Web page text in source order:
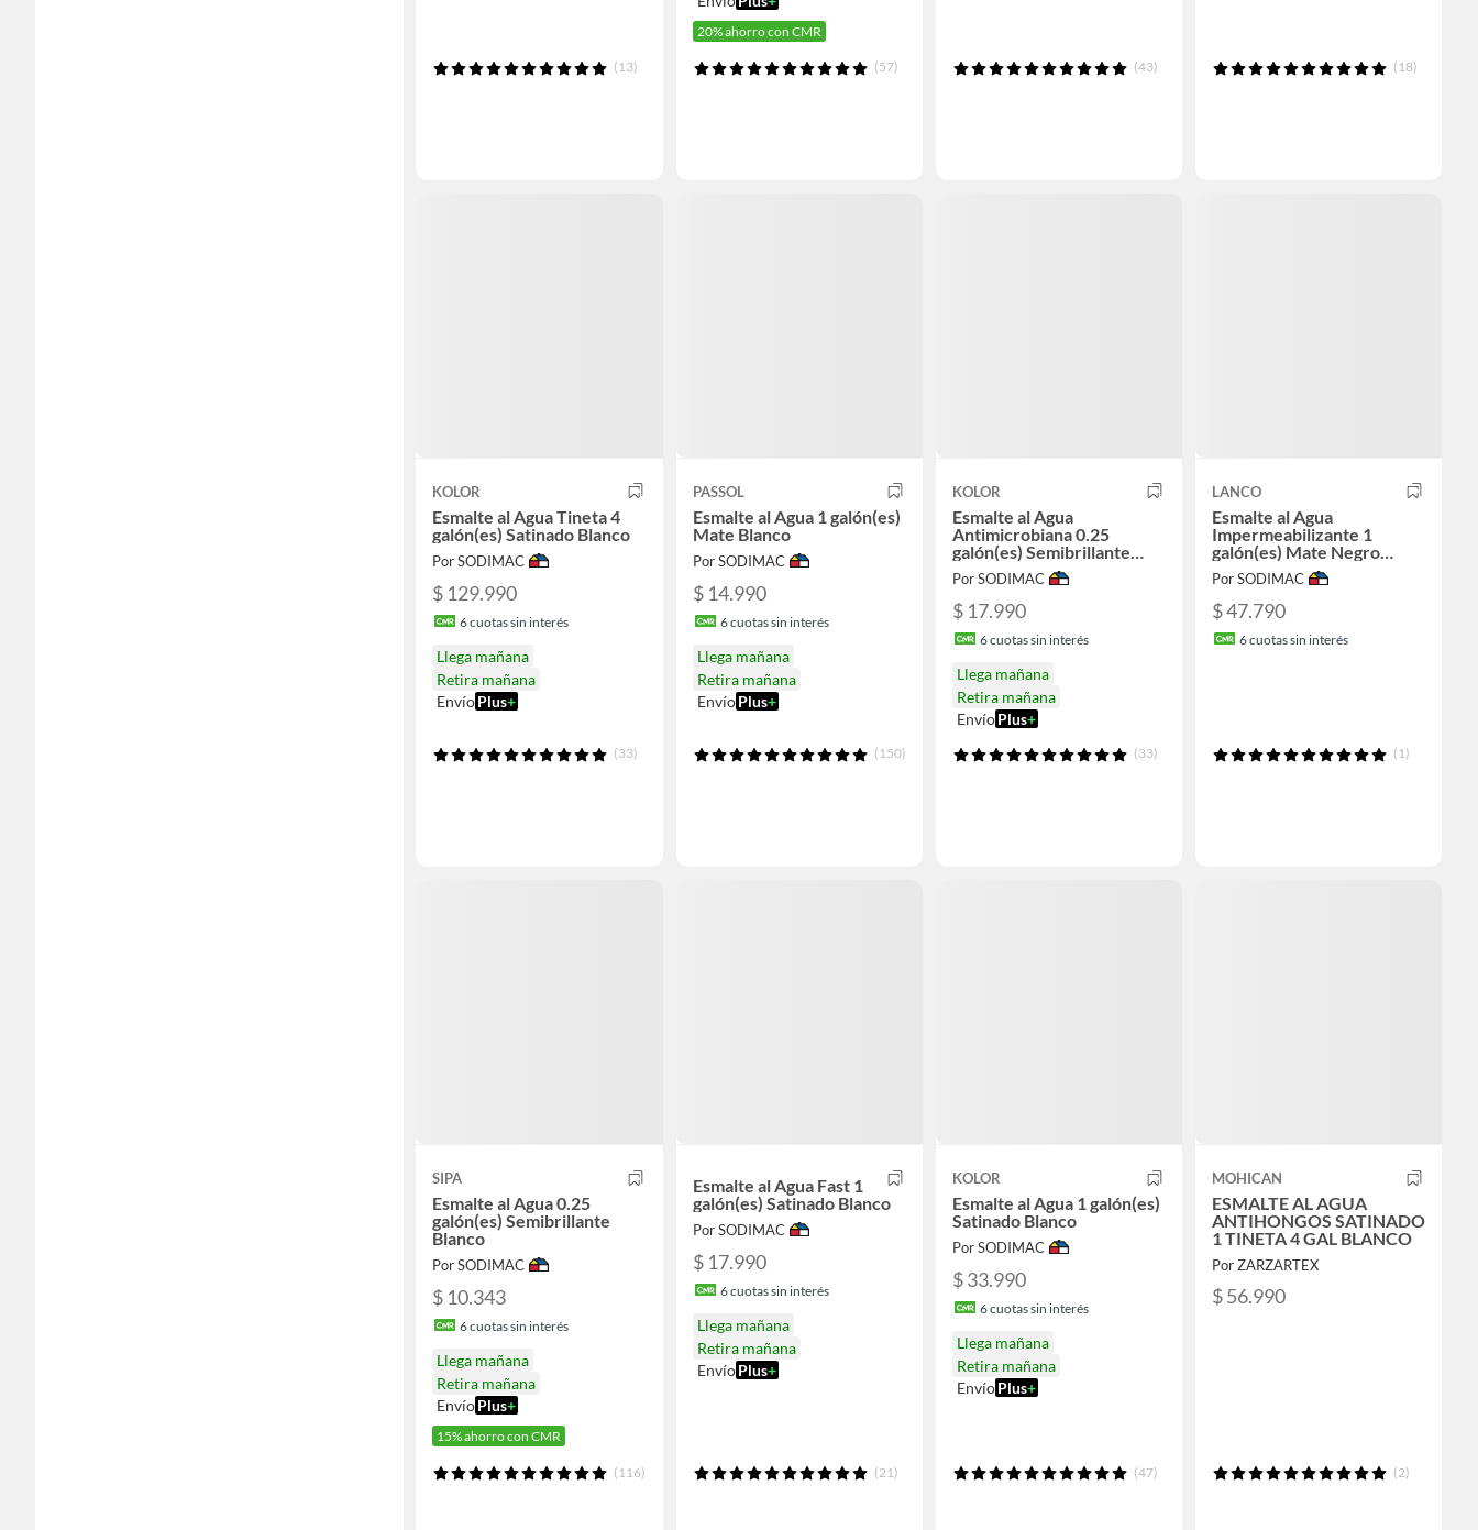
(13)
20% ahorro con CMR
(57) (43) (18)
KOLOR
Esmalte al Agua Tineta 4
galón(es) Satinado Blanco
Por SODIMAC
$ 129.990
6cuotas sin interés
Llega mañana
Retira mañana
EnvíoPlus+
(33)
PASSOL
Esmalte al Agua 1 galón(es)
Mate Blanco
Por SODIMAC
$ 14.990
6cuotas sin interés
Llega mañana
Retira mañana
Envío Plus+
(150)
KOLOR
Esmalte al Agua
Antimicrobiana 0.25
galón(es) Semibrillante
Blanco
Por SODIMAC
$ 17.990
6cuotas sin interés
Llega mañana
Retira mañana
EnvíoPlus+
(33)
LANCO
Esmalte al Agua
Impermeabilizante 1
galón(es) Mate Negro
Negro
Por SODIMAC
$ 47.790
6cuotas sin interés
(1)
SIPA
Esmalte al Agua 0.25
galón(es) Semibrillante
Blanco
Por SODIMAC
$ 10.343
6cuotas sin interés
Llega mañana
Retira mañana
EnvíoPlus+
15% ahorro con CMR
(116)
Esmalte al Agua Fast 1
galón(es) Satinado Blanco
Por SODIMAC
$ 17.990
6cuotas sin interés
Llega mañana
Retira mañana
Envío Plus+
(21)
KOLOR
Esmalte al Agua 1 galón(es)
Satinado Blanco
Por SODIMAC
$ 33.990
6cuotas sin interés
Llega mañana
Retira mañana
EnvíoPlus+
(47)
MOHICAN
ESMALTE AL AGUA
ANTIHONGOS SATINADO
1 TINETA 4 GAL BLANCO
Por ZARZARTEX
$ 56.990
(2)